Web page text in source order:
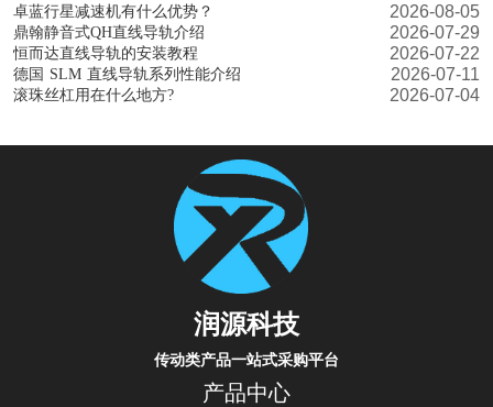
卓蓝行星减速机有什么优势？ 2026-08-05
鼎翰静音式QH直线导轨介绍 2026-07-29
恒而达直线导轨的安装教程 2026-07-22
德国 SLM 直线导轨系列性能介绍 2026-07-11
滚珠丝杠用在什么地方? 2026-07-04
润源科技
传动类产品一站式采购平台
产品中心